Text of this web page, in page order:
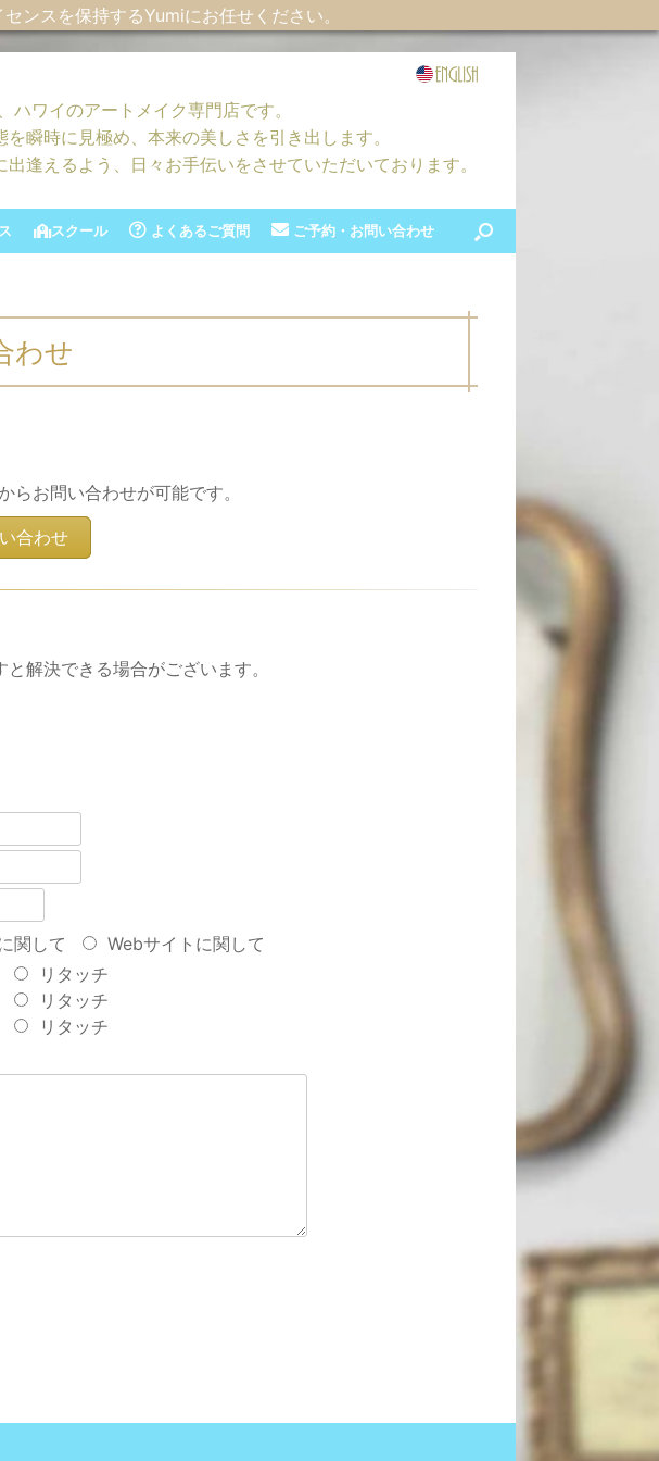
ンスを保持するYumiにお任せください。
ハワイのアートメイク専門店です。
瞬時に見極め、本来の美しさを引き出します。
逢えるよう、日々お手伝いをさせていただいております。
スクール よくあるご質問 ご予約・お問い合わせ
わせ
お問い合わせが可能です。
合わせ
解決できる場合がございます。
関して
Webサイトに関して
リタッチ
リタッチ
リタッチ